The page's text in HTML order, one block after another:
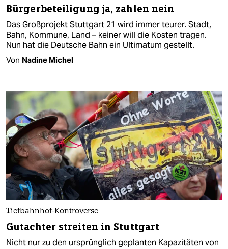
Bürgerbeteiligung ja, zahlen nein
Das Großprojekt Stuttgart 21 wird immer teurer. Stadt,
Bahn, Kommune, Land – keiner will die Kosten tragen.
Nun hat die Deutsche Bahn ein Ultimatum gestellt.
Von Nadine Michel
Tiefbahnhof-Kontroverse
Gutachter streiten in Stuttgart
Nicht nur zu den ursprünglich geplanten Kapazitäten von